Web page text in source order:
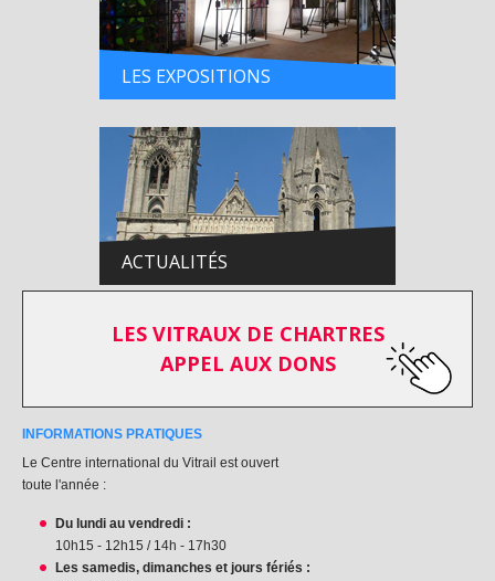
LES EXPOSITIONS
ACTUALITÉS
LES VITRAUX DE CHARTRES
APPEL AUX DONS
INFORMATIONS PRATIQUES
Le Centre international du Vitrail est ouvert
toute l'année :
Du lundi au vendredi :
10h15 - 12h15 / 14h - 17h30
Les samedis, dimanches et jours fériés :